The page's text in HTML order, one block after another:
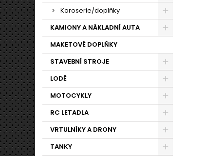
Karoserie/doplňky
KAMIONY A NÁKLADNÍ AUTA
MAKETOVÉ DOPLŇKY
STAVEBNÍ STROJE
LODĚ
MOTOCYKLY
RC LETADLA
VRTULNÍKY A DRONY
TANKY